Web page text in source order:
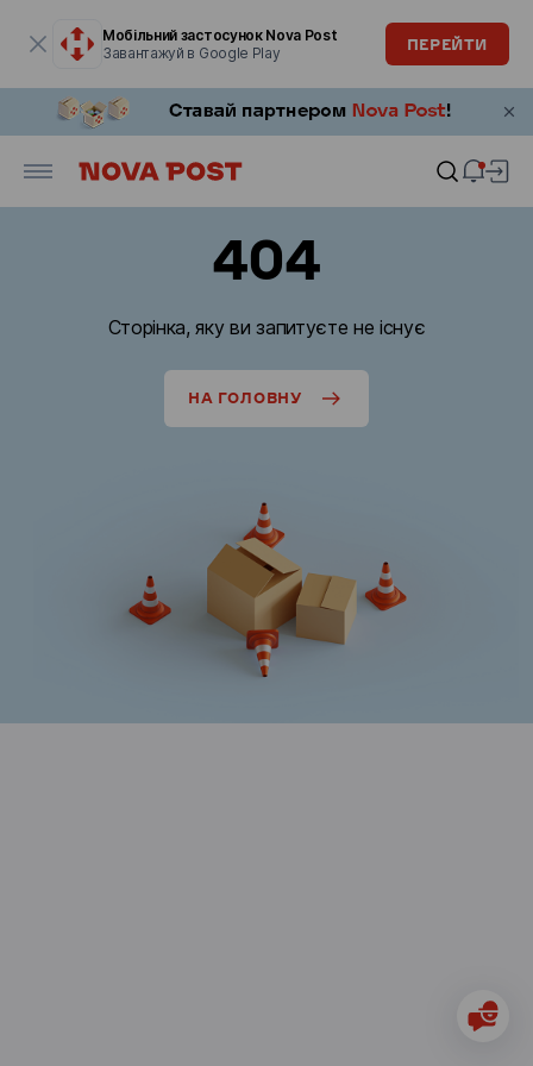
Мобільний застосунок Nova Post
Завантажуй в Google Play
ПЕРЕЙТИ
404
Сторінка, яку ви запитуєте не існує
НА ГОЛОВНУ